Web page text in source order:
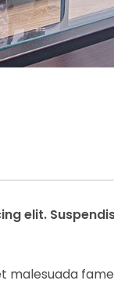
elit.
malesuada